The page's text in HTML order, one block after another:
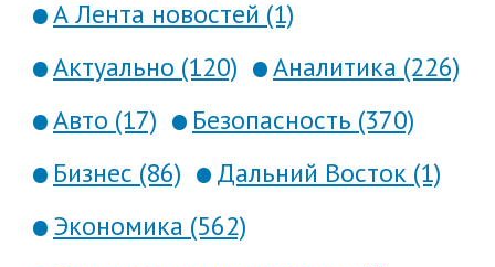
А Лента новостей (1)
Актуально (120)
Аналитика (226)
Авто (17)
Безопасность (370)
Бизнес (86)
Дальний Восток (1)
Экономика (562)